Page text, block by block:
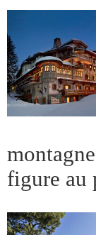
figure au